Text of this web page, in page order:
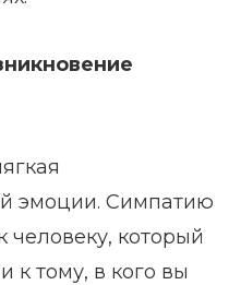
эмоции. Симпатию
человеку, который
к тому, в кого вы